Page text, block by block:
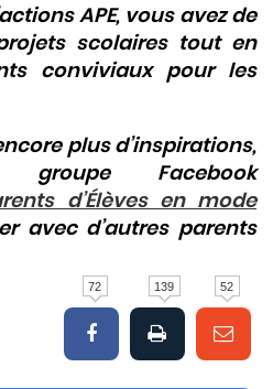
APE, vous avez de
scolaires tout en
conviviaux pour les
plus d’inspirations,
groupe Facebook
d’Élèves en mode
avec d’autres parents
72 139 52